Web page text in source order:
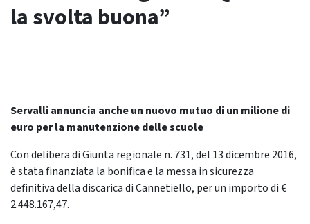
la svolta buona”
Servalli annuncia anche un nuovo mutuo di un milione di
euro per la manutenzione delle scuole
Con delibera di Giunta regionale n. 731, del 13 dicembre 2016,
è stata finanziata la bonifica e la messa in sicurezza
definitiva della discarica di Cannetiello, per un importo di €
2.448.167,47.